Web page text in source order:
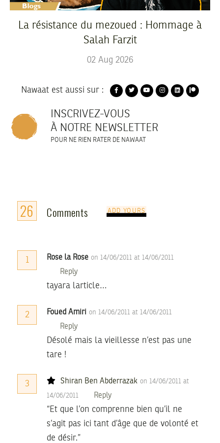
La résistance du mezoued : Hommage à
Salah Farzit
02 Aug 2026
Nawaat est aussi sur :
INSCRIVEZ-VOUS
À NOTRE NEWSLETTER
POUR NE RIEN RATER DE NAWAAT
26 Comments ADD YOURS
1 Rose la Rose on 14/06/2011 at 14/06/2011
Reply
tayara larticle…
2 Foued Amiri on 14/06/2011 at 14/06/2011
Reply
Désolé mais la vieillesse n’est pas une
tare !
3 Shiran Ben Abderrazak on 14/06/2011 at
14/06/2011 Reply
“Et que l’on comprenne bien qu’il ne
s’agit pas ici tant d’âge que de volonté et
de désir.”